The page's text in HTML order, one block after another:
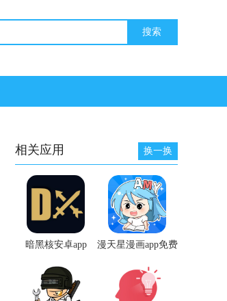
相关应用 换一换
暗黑核安卓app
漫天星漫画app免费